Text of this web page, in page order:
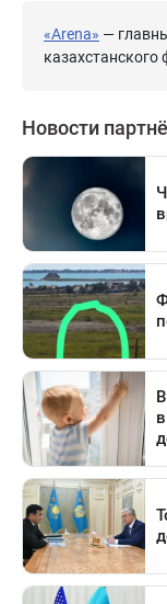
«Arena» —
казахстанского